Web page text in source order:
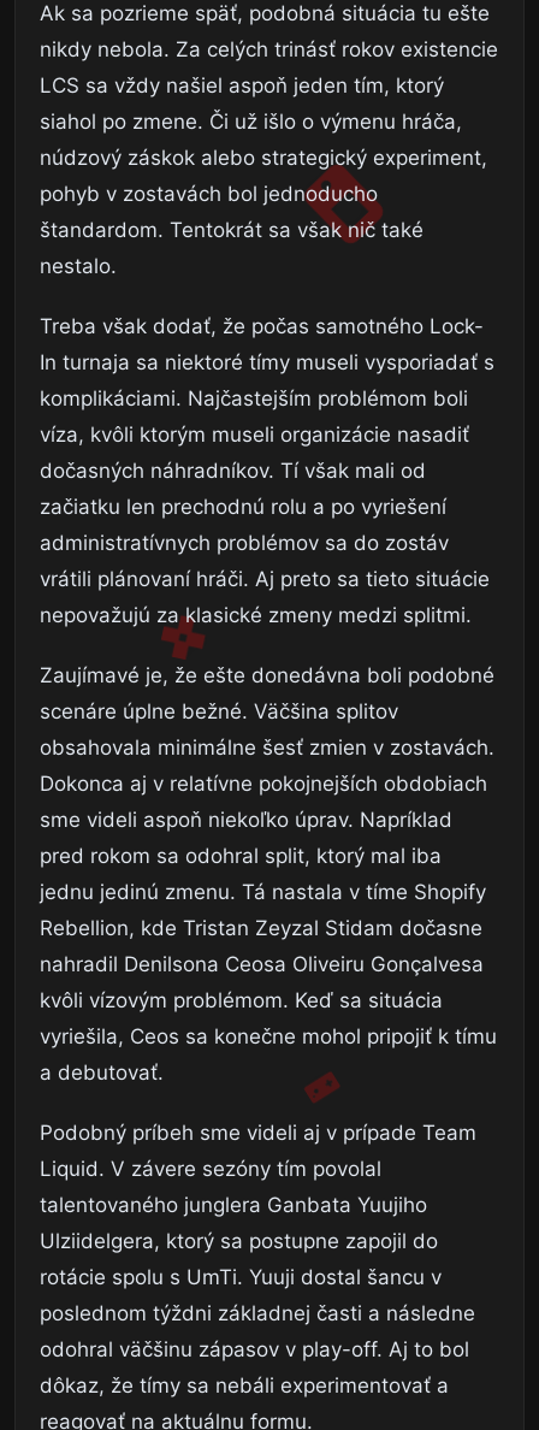
Ak sa pozrieme späť, podobná situácia tu ešte
nikdy nebola. Za celých trinásť rokov existencie
LCS sa vždy našiel aspoň jeden tím, ktorý
siahol po zmene. Či už išlo o výmenu hráča,
núdzový záskok alebo strategický experiment,
pohyb v zostavách bol jednoducho
štandardom. Tentokrát sa však nič také
nestalo.
Treba však dodať, že počas samotného Lock-
In turnaja sa niektoré tímy museli vysporiadať s
komplikáciami. Najčastejším problémom boli
víza, kvôli ktorým museli organizácie nasadiť
dočasných náhradníkov. Tí však mali od
začiatku len prechodnú rolu a po vyriešení
administratívnych problémov sa do zostáv
vrátili plánovaní hráči. Aj preto sa tieto situácie
nepovažujú za klasické zmeny medzi splitmi.
Zaujímavé je, že ešte donedávna boli podobné
scenáre úplne bežné. Väčšina splitov
obsahovala minimálne šesť zmien v zostavách.
Dokonca aj v relatívne pokojnejších obdobiach
sme videli aspoň niekoľko úprav. Napríklad
pred rokom sa odohral split, ktorý mal iba
jednu jedinú zmenu. Tá nastala v tíme Shopify
Rebellion, kde Tristan Zeyzal Stidam dočasne
nahradil Denilsona Ceosa Oliveiru Gonçalvesa
kvôli vízovým problémom. Keď sa situácia
vyriešila, Ceos sa konečne mohol pripojiť k tímu
a debutovať.
Podobný príbeh sme videli aj v prípade Team
Liquid. V závere sezóny tím povolal
talentovaného junglera Ganbata Yuujiho
Ulziidelgera, ktorý sa postupne zapojil do
rotácie spolu s UmTi. Yuuji dostal šancu v
poslednom týždni základnej časti a následne
odohral väčšinu zápasov v play-off. Aj to bol
dôkaz, že tímy sa nebáli experimentovať a
reagovať na aktuálnu formu.